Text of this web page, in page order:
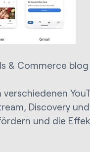
& Commerce blog
Discovery
und die